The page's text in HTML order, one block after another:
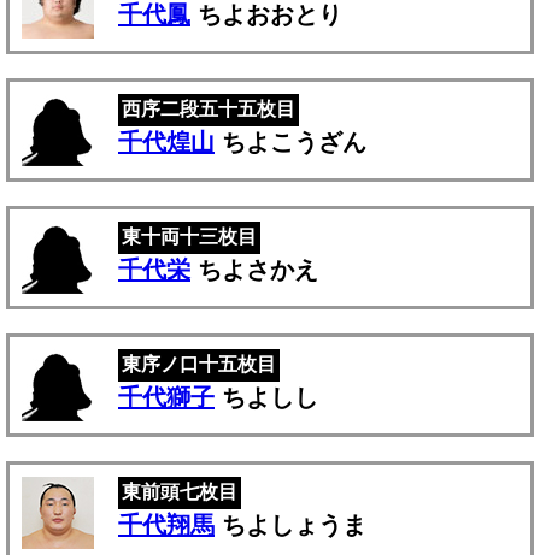
千代鳳 ちよおおとり
西序二段五十五枚目
千代煌山 ちよこうざん
東十両十三枚目
千代栄 ちよさかえ
東序ノ口十五枚目
千代獅子 ちよしし
東前頭七枚目
千代翔馬 ちよしょうま